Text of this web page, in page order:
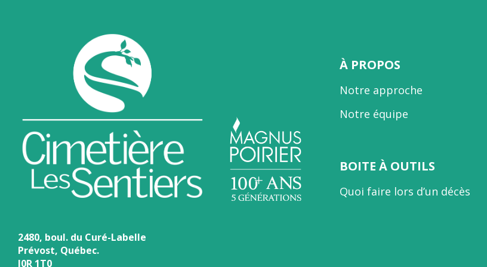
2480, boul. du Curé-Labelle
Prévost, Québec.
J0R 1T0
À PROPOS
Notre approche
Notre équipe
BOITE À OUTILS
Quoi faire lors d’un décès